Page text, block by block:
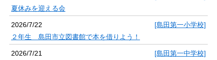
夏休みを迎える会
2026/7/22
[島田第一小学校]
２年生 島田市立図書館で本を借りよう！
2026/7/21
[島田第一中学校]